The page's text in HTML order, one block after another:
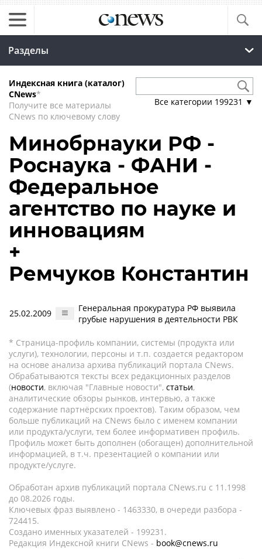
Разделы
Индексная книга (каталог)
CNews*
Получите все материалы
CNews по ключевому слову
Все категории 199231 ▼
Минобрнауки РФ -
Роснаука - ФАНИ -
Федеральное
агентство по науке и
инновациям
+
Ремчуков Константин
25.02.2009
Генеральная прокуратура РФ выявила
грубые нарушения в деятельности РВК
* Страница-профиль компании, системы (продукта или
услуги), технологии, персоны и т.п. создается редактором
на основе анализа архива публикаций портала CNews.
Обрабатываются тексты всех редакционных разделов
(новости, включая "Главные новости", статьи,
аналитические обзоры рынков, интервью, а также
содержание партнёрских проектов). Таким образом, чем
больше публикаций на CNews было с именем компании
или продукта/услуги, тем более информативен профиль.
Профиль может быть дополнен (обогащен) дополнительной
информацией, в т.ч. презентацией о компании или
продукте/услуге.
Обработан архив публикаций портала CNews.ru c 11.1998
до 08.2026 годы.
Ключевых фраз выявлено - 1463330, в очереди разбора -
724415.
Создано именных указателей - 199231.
Редакция Индексной книги CNews - book@cnews.ru